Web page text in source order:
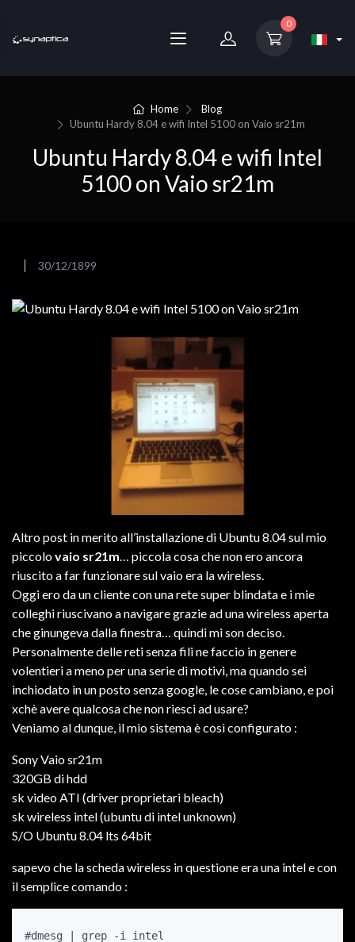
0
Home
Blog
Ubuntu Hardy 8.04 e wifi Intel 5100 on Vaio sr21m
Ubuntu Hardy 8.04 e wifi Intel
5100 on Vaio sr21m
30/12/1899
Altro post in merito all’installazione di Ubuntu 8.04 sul mio
piccolovaio sr21m… piccola cosa che non ero ancora
riuscito a far funzionare sul vaio era la wireless.
Oggi ero da un cliente con una rete super blindata e i mie
colleghi riuscivano a navigare grazie ad una wireless aperta
che ginungeva dalla finestra… quindi mi son deciso.
Personalmente delle reti senza fili ne faccio in genere
volentieri a meno per una serie di motivi, ma quando sei
inchiodato in un posto senza google, le cose cambiano, e poi
xchè avere qualcosa che non riesci ad usare?
Veniamo al dunque, il mio sistema è così configurato :
Sony Vaio sr21m
320GB di hdd
sk video ATI (driver proprietari bleach)
sk wireless intel (ubuntu di intel unknown)
S/O Ubuntu 8.04 lts 64bit
sapevo che la scheda wireless in questione era una intel e con
il semplice comando :
#dmesg | grep -i intel